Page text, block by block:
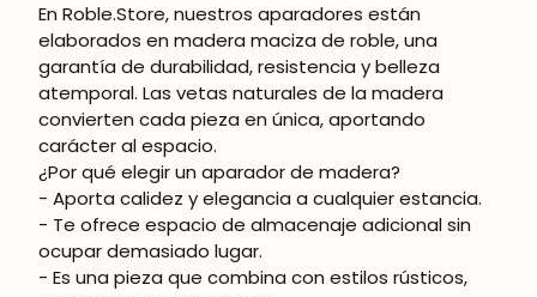
En Roble.Store, nuestros aparadores están
elaborados en madera maciza de roble, una
garantía de durabilidad, resistencia y belleza
atemporal. Las vetas naturales de la madera
convierten cada pieza en única, aportando
carácter al espacio.
¿Por qué elegir un aparador de madera?
- Aporta calidez y elegancia a cualquier estancia.
- Te ofrece espacio de almacenaje adicional sin
ocupar demasiado lugar.
- Es una pieza que combina con estilos rústicos,